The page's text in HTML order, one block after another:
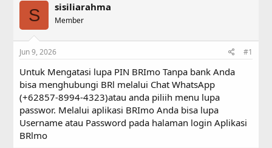
e
a
d
t
r
t
e
r
r
a
S sisiliarahma
Member
Jun 9, 2026 #1
Untuk Mengatasi lupa PIN BRImo Tanpa bank Anda
bisa menghubungi BRl melalui Chat WhatsApp
(+62857-8994-4323)atau anda piliih menu lupa
passwor. Melalui aplikasi BRImo Anda bisa lupa
Username atau Password pada halaman login Aplikasi
BRlmo